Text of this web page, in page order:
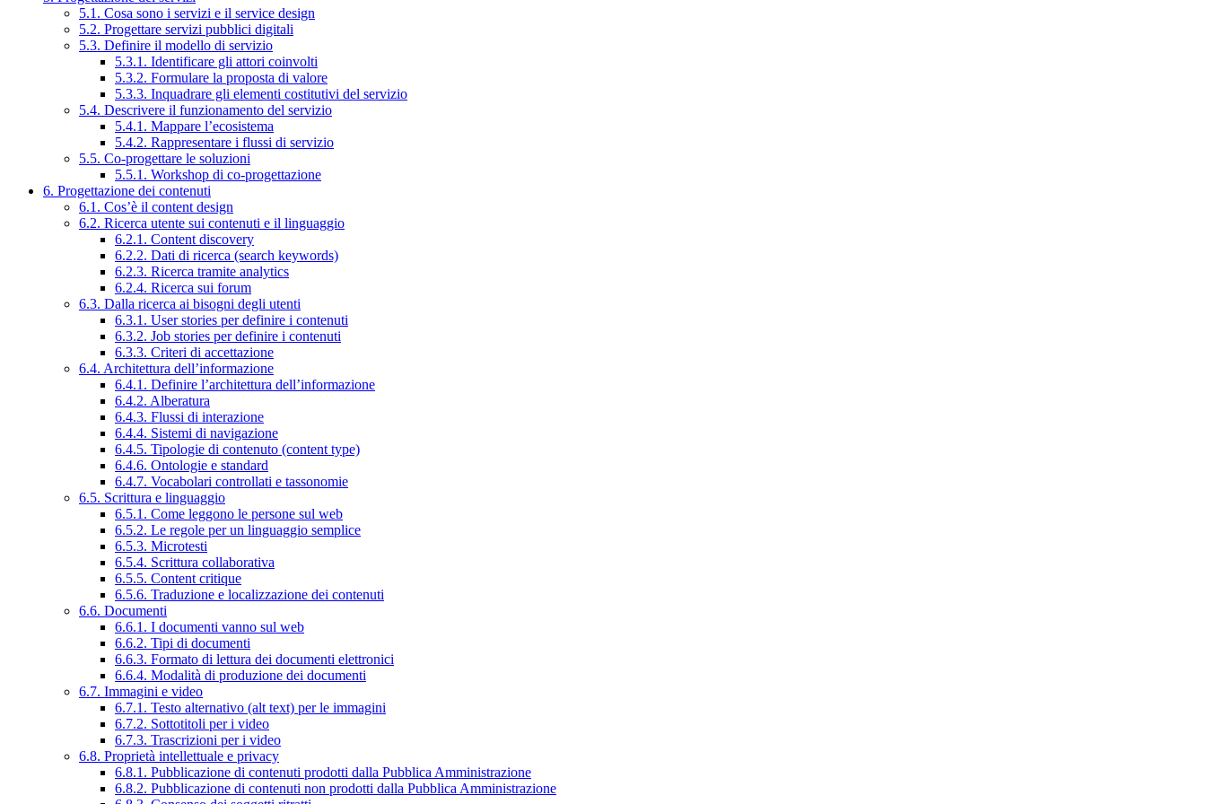
5.1. Cosa sono i servizi e il service design
5.2. Progettare servizi pubblici digitali
5.3. Definire il modello di servizio
5.3.1. Identificare gli attori coinvolti
5.3.2. Formulare la proposta di valore
5.3.3. Inquadrare gli elementi costitutivi del servizio
5.4. Descrivere il funzionamento del servizio
5.4.1. Mappare l’ecosistema
5.4.2. Rappresentare i flussi di servizio
5.5. Co-progettare le soluzioni
5.5.1. Workshop di co-progettazione
6. Progettazione dei contenuti
6.1. Cos’è il content design
6.2. Ricerca utente sui contenuti e il linguaggio
6.2.1. Content discovery
6.2.2. Dati di ricerca (search keywords)
6.2.3. Ricerca tramite analytics
6.2.4. Ricerca sui forum
6.3. Dalla ricerca ai bisogni degli utenti
6.3.1. User stories per definire i contenuti
6.3.2. Job stories per definire i contenuti
6.3.3. Criteri di accettazione
6.4. Architettura dell’informazione
6.4.1. Definire l’architettura dell’informazione
6.4.2. Alberatura
6.4.3. Flussi di interazione
6.4.4. Sistemi di navigazione
6.4.5. Tipologie di contenuto (content type)
6.4.6. Ontologie e standard
6.4.7. Vocabolari controllati e tassonomie
6.5. Scrittura e linguaggio
6.5.1. Come leggono le persone sul web
6.5.2. Le regole per un linguaggio semplice
6.5.3. Microtesti
6.5.4. Scrittura collaborativa
6.5.5. Content critique
6.5.6. Traduzione e localizzazione dei contenuti
6.6. Documenti
6.6.1. I documenti vanno sul web
6.6.2. Tipi di documenti
6.6.3. Formato di lettura dei documenti elettronici
6.6.4. Modalità di produzione dei documenti
6.7. Immagini e video
6.7.1. Testo alternativo (alt text) per le immagini
6.7.2. Sottotitoli per i video
6.7.3. Trascrizioni per i video
6.8. Proprietà intellettuale e privacy
6.8.1. Pubblicazione di contenuti prodotti dalla Pubblica Amministrazione
6.8.2. Pubblicazione di contenuti non prodotti dalla Pubblica Amministrazione